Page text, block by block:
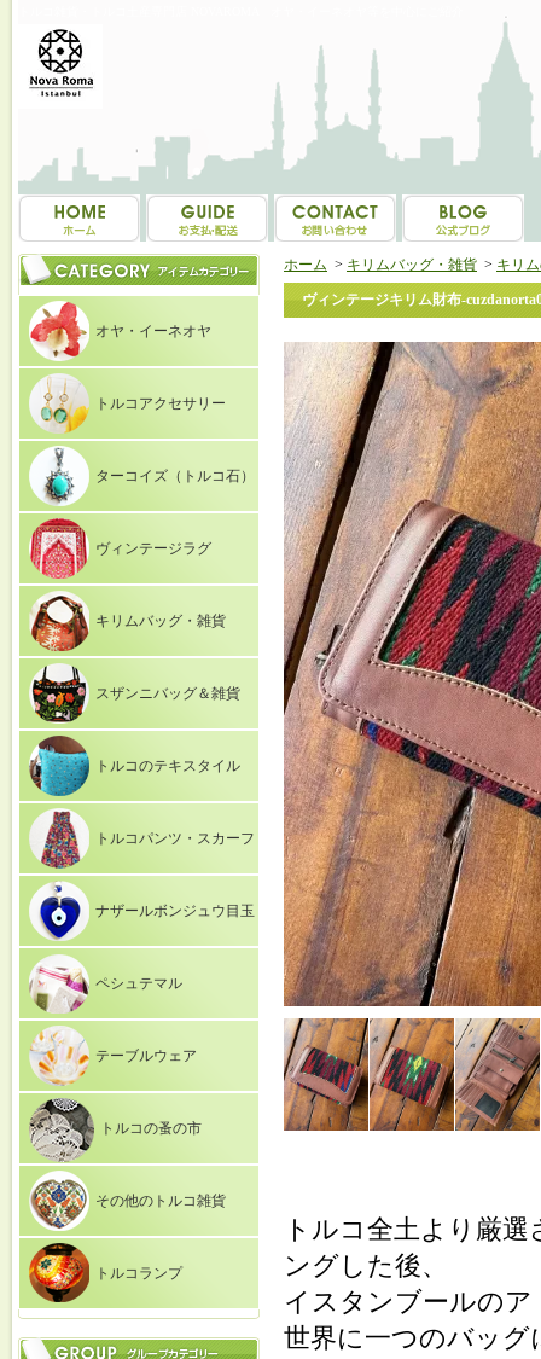
オヤ・イーネオヤ
トルコアクセサリー
ターコイズ（トルコ石）
ヴィンテージラグ
キリムバッグ・雑貨
スザンニバッグ＆雑貨
トルコのテキスタイル
トルコパンツ・スカーフ
ナザールボンジュウ目玉
ペシュテマル
テーブルウェア
トルコの蚤の市
その他のトルコ雑貨
トルコランプ
ホーム > キリムバッグ・雑貨 > キリ
ヴィンテージキリム財布
トルコ全土より厳
ングした後、
イスタンブールの
世界に一つのバッ